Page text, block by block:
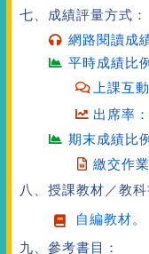
七、成績評量方式：
網路閱讀成
平時成績比
上課互
出席率
期末成績比
繳交作
八、授課教材／教科
自編教材。
九、參考書目：